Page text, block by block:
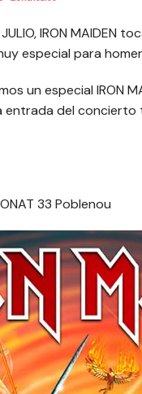
IRON MAIDEN
especial para
un especial IRON
entrada del
33 Poblenou